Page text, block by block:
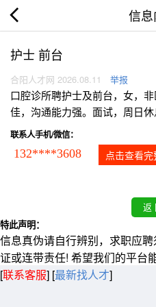
信
护士 前台
合阳人才网 2026.08.11 举报
口腔诊所聘护士及前台，女，
佳，沟通能力强。面试，周日休
联系人手机/微信：
132****3608 点击查看完
特此声明：
信息真伪请自行辨别，求职应
证或连带责任! 希望我们的平台
[联系客服] [最新找人才]